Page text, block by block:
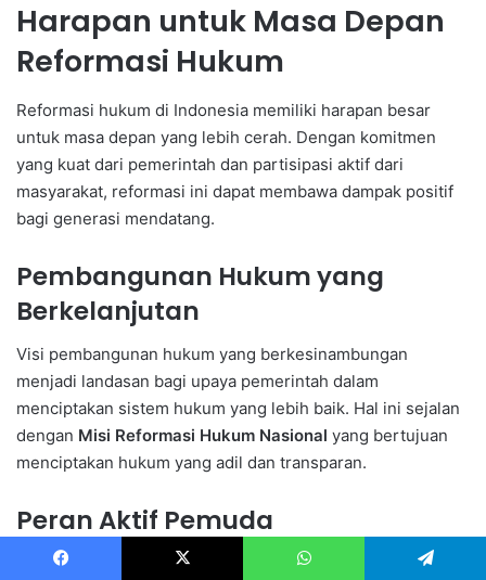
Harapan untuk Masa Depan
Reformasi Hukum
Reformasi hukum di Indonesia memiliki harapan besar
untuk masa depan yang lebih cerah. Dengan komitmen
yang kuat dari pemerintah dan partisipasi aktif dari
masyarakat, reformasi ini dapat membawa dampak positif
bagi generasi mendatang.
Pembangunan Hukum yang
Berkelanjutan
Visi pembangunan hukum yang berkesinambungan
menjadi landasan bagi upaya pemerintah dalam
menciptakan sistem hukum yang lebih baik. Hal ini sejalan
dengan Misi Reformasi Hukum Nasional yang bertujuan
menciptakan hukum yang adil dan transparan.
Peran Aktif Pemuda
Peran pemuda dalam reformasi hukum juga sangat